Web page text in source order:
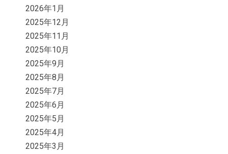
2026年1月
2025年12月
2025年11月
2025年10月
2025年9月
2025年8月
2025年7月
2025年6月
2025年5月
2025年4月
2025年3月